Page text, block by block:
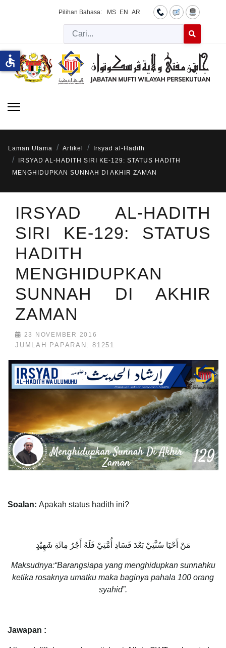
Pilihan Bahasa: MS EN AR
Cari
Laman Utama Artikel
Irsyad al-Hadith
IRSYAD AL-HADITH SIRI KE-129: STATUS HADITH
MENGHIDUPKAN SUNNAH DI AKHIR ZAMAN
IRSYAD AL-HADITH
SIRI KE-129: STATUS
HADITH
MENGHIDUPKAN
SUNNAH DI AKHIR
ZAMAN
23 NOVEMBER 2016
JUMLAH PAPARAN: 81251
Soalan: Apakah status hadith ini?
مَنْ أَحْيَا سُنَّتِيْ بَعْدَ فَسَادِ أُمَّتِيْ فَلَهُ أَجْرُ مِائَةِ شَهِيْدٍ
Maksudnya:“Barangsiapa yang menghidupkan sunnahku
ketika rosaknya umatku maka baginya pahala 100 orang
syahid”.
Jawapan :
accessible